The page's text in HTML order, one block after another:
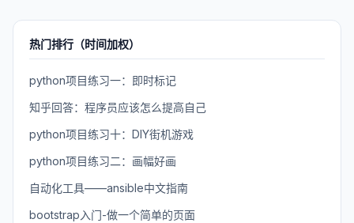
热门排行（时间加权）
python项目练习一：即时标记
知乎回答：程序员应该怎么提高自己
python项目练习十：DIY街机游戏
python项目练习二：画幅好画
自动化工具——ansible中文指南
bootstrap入门-做一个简单的页面